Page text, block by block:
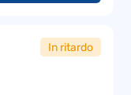
In ritardo